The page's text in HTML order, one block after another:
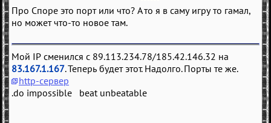
Про Споре это порт или что? А то я в саму игру то гамал,
но может что-то новое там.
Мой IP сменился с 89.113.234.78/185.42.146.32 на
83.167.1.167. Теперь будет этот. Надолго. Порты те же.
http-сервер
.do impossible beat unbeatable